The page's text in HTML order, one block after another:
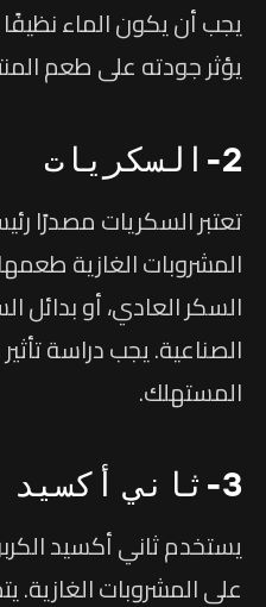
يجب أن يكون الماء
يؤثر جودته على طعم
2-السكريات
تعتبر السكريات مصدرًا
المشروبات الغازية
السكر العادي، أو بدائل
الصناعية. يجب دراسة
المستهلك.
3-ثاني أكسيد الكربون
يستخدم ثاني أكسيد
على المشروبات الغازية.